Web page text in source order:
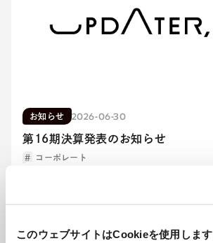
このウェブサイトはCookieを使用します
お知らせ 2026-06-30
第16期決算発表のお知らせ
コーポレート